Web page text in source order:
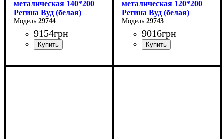
металическая 140*200
Регина Вуд (белая)
29744
9154грн
Ширина: 140 см
металическая 120*200
Регина Вуд (белая)
29743
9016грн
Ширина: 120 см